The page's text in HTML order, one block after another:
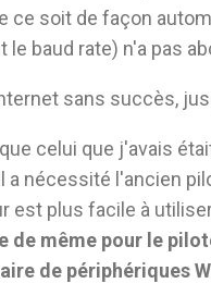
ce soit de façon
le baud rate) n'a pas
sans succès,
celui que j'avais
a nécessité l'ancien
est plus facile à
de même pour le
de périphériques